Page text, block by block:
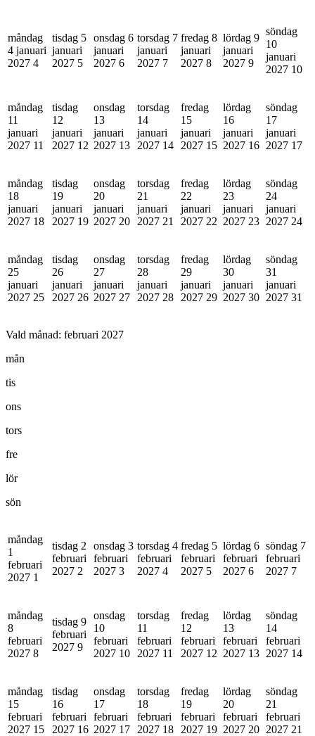
måndag
4 januari
2027 4
tisdag 5
januari
2027 5
onsdag 6
januari
2027 6
torsdag 7
januari
2027 7
fredag 8
januari
2027 8
lördag 9
januari
2027 9
söndag
10
januari
2027 10
måndag
11
januari
2027 11
tisdag
12
januari
2027 12
onsdag
13
januari
2027 13
torsdag
14
januari
2027 14
fredag
15
januari
2027 15
lördag
16
januari
2027 16
söndag
17
januari
2027 17
måndag
18
januari
2027 18
tisdag
19
januari
2027 19
onsdag
20
januari
2027 20
torsdag
21
januari
2027 21
fredag
22
januari
2027 22
lördag
23
januari
2027 23
söndag
24
januari
2027 24
måndag
25
januari
2027 25
tisdag
26
januari
2027 26
onsdag
27
januari
2027 27
torsdag
28
januari
2027 28
fredag
29
januari
2027 29
lördag
30
januari
2027 30
söndag
31
januari
2027 31
Vald månad: februari 2027
mån
tis
ons
tors
fre
lör
sön
måndag
1
februari
2027 1
tisdag 2
februari
2027 2
onsdag 3
februari
2027 3
torsdag 4
februari
2027 4
fredag 5
februari
2027 5
lördag 6
februari
2027 6
söndag 7
februari
2027 7
måndag
8
februari
2027 8
tisdag 9
februari
2027 9
onsdag
10
februari
2027 10
torsdag
11
februari
2027 11
fredag
12
februari
2027 12
lördag
13
februari
2027 13
söndag
14
februari
2027 14
måndag
15
februari
2027 15
tisdag
16
februari
2027 16
onsdag
17
februari
2027 17
torsdag
18
februari
2027 18
fredag
19
februari
2027 19
lördag
20
februari
2027 20
söndag
21
februari
2027 21